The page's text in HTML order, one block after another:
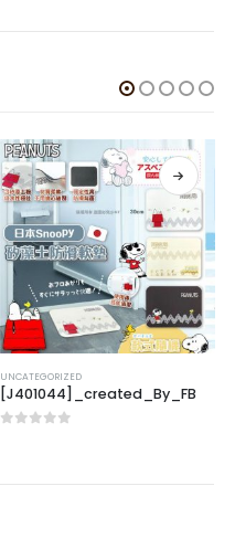
UNCATEGORIZED
[J401044]_created_By_FB